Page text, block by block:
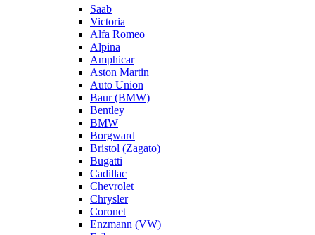
Saab
Victoria
Alfa Romeo
Alpina
Amphicar
Aston Martin
Auto Union
Baur (BMW)
Bentley
BMW
Borgward
Bristol (Zagato)
Bugatti
Cadillac
Chevrolet
Chrysler
Coronet
Enzmann (VW)